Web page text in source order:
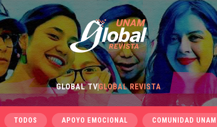
GLOBAL TVGLOBAL REVISTA
TODOS APOYO EMOCIONAL COMUNIDAD UNAM